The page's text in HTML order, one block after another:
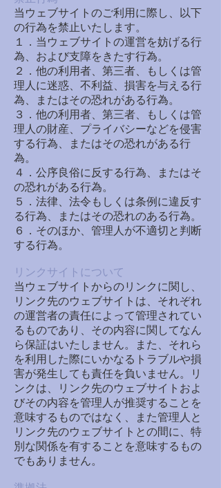
当ウェブサイトのご利用に際し、以下
の行為を禁止いたします。
１．当ウェブサイトの運営を妨げる行
為、および支障をきたす行為。
２．他の利用者、第三者、もしくは管
理人に迷惑、不利益、損害を与える行
為、またはその恐れがある行為。
３．他の利用者、第三者、もしくは管
理人の財産、プライバシーなどを侵害
する行為、またはその恐れがある行
為。
４．公序良俗に反する行為、またはそ
の恐れがある行為。
５．法律、法令もしくは条例に違反す
る行為、またはその恐れのある行為。
６．そのほか、管理人が不適切と判断
する行為。
リンクサイトについて
当ウェブサイトからのリンクに関し、
リンク先のウェブサイトは、それぞれ
の運営者の責任によって管理されてい
るものであり、その内容に関してなん
ら保証はいたしません。また、それら
を利用した際にいかなるトラブルや損
害が発生しても責任を負いません。リ
ンクは、リンク先のウェブサイトおよ
びその内容を管理人が推奨することを
意味するものではなく、また管理人と
リンク先のウェブサイトとの間に、特
別な関係を有することを意味するもの
でもありません。